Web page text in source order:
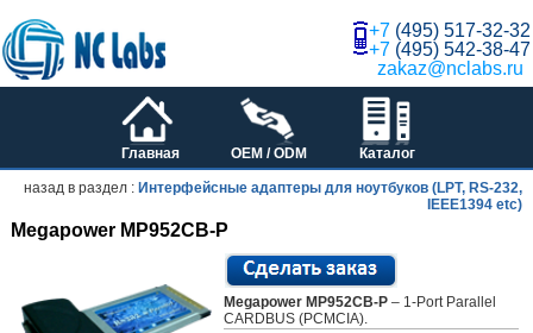
+7 (495) 517-32-32
+7 (495) 542-38-47
zakaz@nclabs.ru
Главная OEM / ODM Каталог
назад в раздел : Интерфейсные адаптеры для ноутбуков (LPT, RS-232,
IEEE1394 etc)
Megapower MP952CB-P
Megapower MP952CB-P– 1-Port Parallel
CARDBUS (PCMCIA).